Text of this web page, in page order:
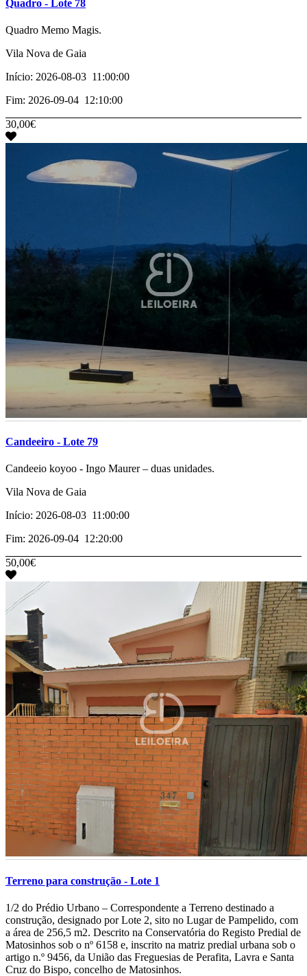
Quadro - Lote 78
­­­Quadro Memo Magis.
Vila Nova de Gaia
Início: 2026-08-03 11:00:00
Fim: 2026-09-04 12:10:00
30,00€
Candeeiro - Lote 79
­­­Candeeio koyoo - Ingo Maurer – duas unidades.
Vila Nova de Gaia
Início: 2026-08-03 11:00:00
Fim: 2026-09-04 12:20:00
50,00€
Terreno para construção - Lote 1
­1/2 do Prédio Urbano – Correspondente a Terreno destinado a
construção, designado por Lote 2, sito no Lugar de Pampelido, com
a área de 256,5 m2. Descrito na Conservatória do Registo Predial de
Matosinhos sob o nº 6158 e, inscrito na matriz predial urbana sob o
artigo n.º 9456, da União das Freguesias de Perafita, Lavra e Santa
Cruz do Bispo, concelho de Matosinhos.